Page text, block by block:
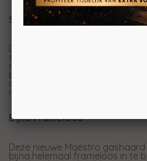
Schoonmaken kunt u zelf
Deze nieuwe Maestro
systeem) heeft een eenvoudig
naar voren klapt. Nu kunt u zelf
binnenkant en is de ruit zonder
monteur eenvoudig zelf te
nodig is.
Bijna Frameloos
Deze nieuwe Maestro
bijna helemaal frameloos in te